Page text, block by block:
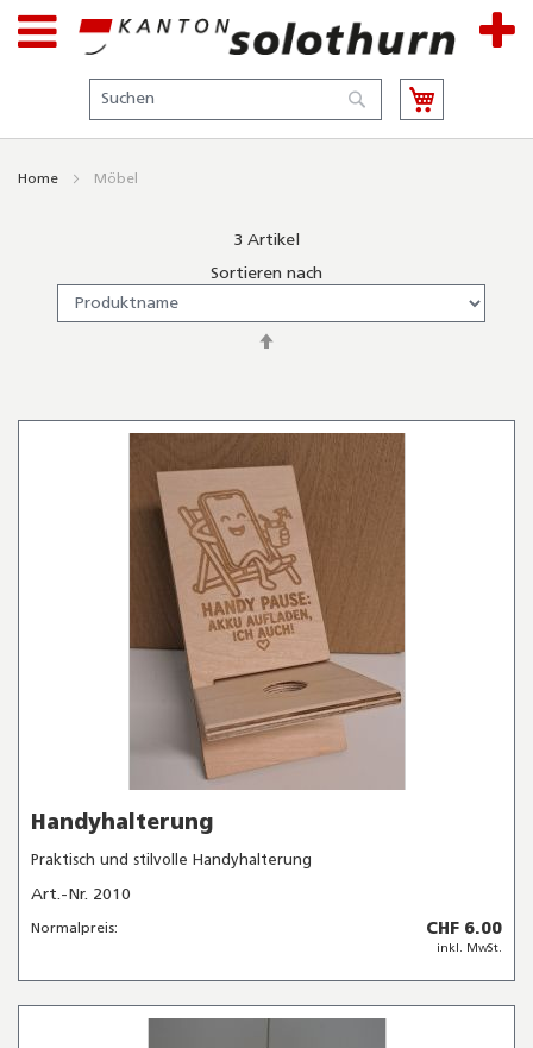
Suche
Suche
Home Möbel
3 Artikel
Sortieren nach
Handyhalterung
Praktisch und stilvolle Handyhalterung
Art.-Nr. 2010
Normalpreis: CHF 6.00
inkl. MwSt.